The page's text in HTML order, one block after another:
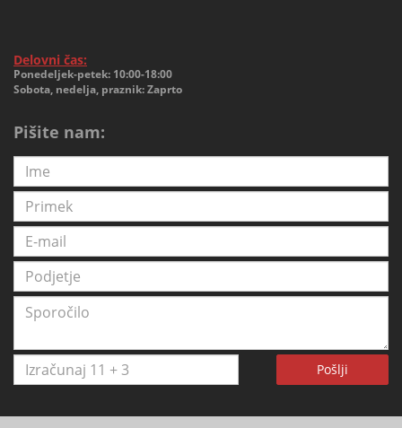
Delovni čas:
Ponedeljek-petek: 10:00-18:00
Sobota, nedelja, praznik: Zaprto
Pišite nam:
Pošlji